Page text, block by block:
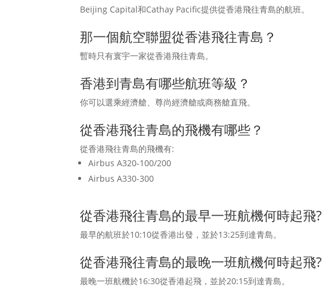
Beijing Capital和Cathay Pacific提供從香港飛往青島的航班。
那一個航空聯盟從香港飛往青島？
暫時只有寰宇一家從香港飛往青島。
香港到青島有哪些航班等級？
你可以選乘經濟艙、尊尚經濟艙或商務艙直飛。
從香港飛往青島的飛機有哪些？
從香港飛往青島的飛機有:
Airbus A320-100/200
Airbus A330-300
從香港飛往青島的最早一班航機何時起飛?
最早的航班於10:10從香港出發，並於13:25到達青島。
從香港飛往青島的最晚一班航機何時起飛?
最晚一班航機於16:30從香港起飛，並於20:15到達青島。